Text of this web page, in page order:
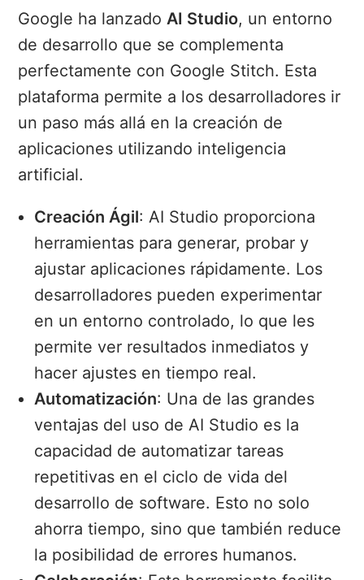
Google ha lanzado AI Studio, un entorno
de desarrollo que se complementa
perfectamente con Google Stitch. Esta
plataforma permite a los desarrolladores ir
un paso más allá en la creación de
aplicaciones utilizando inteligencia
artificial.
Creación Ágil: AI Studio proporciona
herramientas para generar, probar y
ajustar aplicaciones rápidamente. Los
desarrolladores pueden experimentar
en un entorno controlado, lo que les
permite ver resultados inmediatos y
hacer ajustes en tiempo real.
Automatización: Una de las grandes
ventajas del uso de AI Studio es la
capacidad de automatizar tareas
repetitivas en el ciclo de vida del
desarrollo de software. Esto no solo
ahorra tiempo, sino que también reduce
la posibilidad de errores humanos.